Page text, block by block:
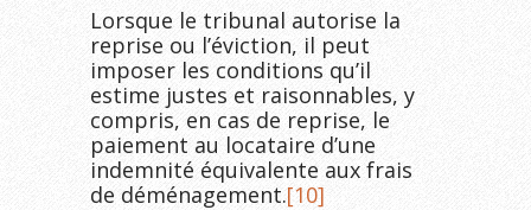
Lorsque le tribunal autorise la
reprise ou l’éviction, il peut
imposer les conditions qu’il
estime justes et raisonnables, y
compris, en cas de reprise, le
paiement au locataire d’une
indemnité équivalente aux frais
de déménagement.[10]